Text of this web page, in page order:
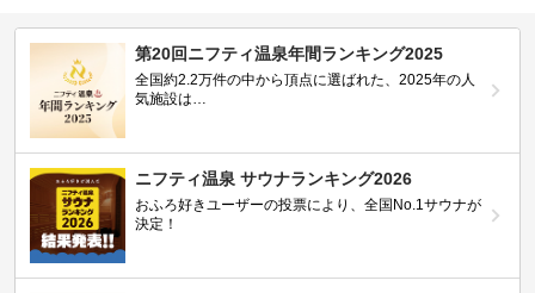
第20回ニフティ温泉年間ランキング2025
全国約2.2万件の中から頂点に選ばれた、2025年の人
気施設は…
ニフティ温泉 サウナランキング2026
おふろ好きユーザーの投票により、全国No.1サウナが
決定！